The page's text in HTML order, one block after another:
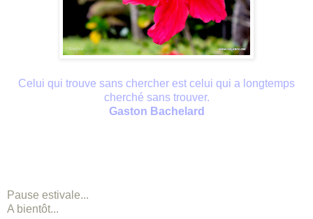
Celui qui trouve sans chercher est celui qui a longtemps
cherché sans trouver.
Gaston Bachelard
Pause estivale...
A bientôt...